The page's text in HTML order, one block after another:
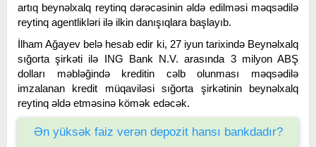
artıq beynəlxalq reytinq dərəcəsinin əldə edilməsi məqsədilə
reytinq agentlikləri ilə ilkin danışıqlara başlayıb.
İlham Ağayev belə hesab edir ki, 27 iyun tarixində Beynəlxalq
sığorta şirkəti ilə ING Bank N.V. arasında 3 milyon ABŞ
dolları məbləğində kreditin cəlb olunması məqsədilə
imzalanan kredit müqaviləsi sığorta şirkətinin beynəlxalq
reytinq əldə etməsinə kömək edəcək.
Ən yüksək faiz verən depozit hansı bankdadır?